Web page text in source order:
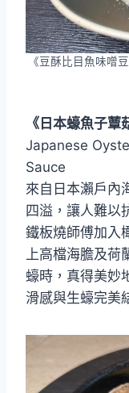
《豆酥比目魚味噌
《日本蠔魚子蕈
Japanese
Sauce
來自日本瀨戶內
四溢，讓人難以
鐵板燒師傅加入
上高檔海膽及荷
蠔時，真得美妙
滑感與生蠔完美